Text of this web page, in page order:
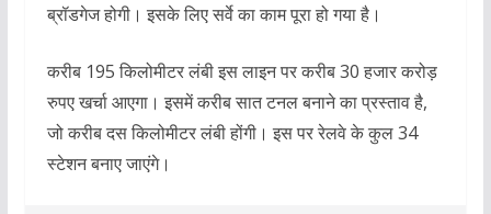
ब्रॉडगेज होगी। इसके लिए सर्वे का काम पूरा हो गया है।
करीब 195 किलोमीटर लंबी इस लाइन पर करीब 30 हजार करोड़
रुपए खर्चा आएगा। इसमें करीब सात टनल बनाने का प्रस्ताव है,
जो करीब दस किलोमीटर लंबी होंगी। इस पर रेलवे के कुल 34
स्टेशन बनाए जाएंगे।